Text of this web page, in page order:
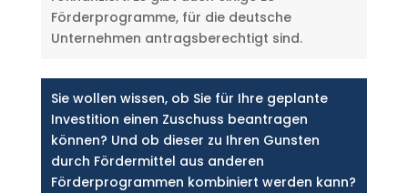
Förderprogramme, für die deutsche
Unternehmen antragsberechtigt sind.
Sie wollen wissen, ob Sie für Ihre geplante
Investition einen Zuschuss beantragen
können? Und ob dieser zu Ihren Gunsten
durch Fördermittel aus anderen
Förderprogrammen kombiniert werden kann?